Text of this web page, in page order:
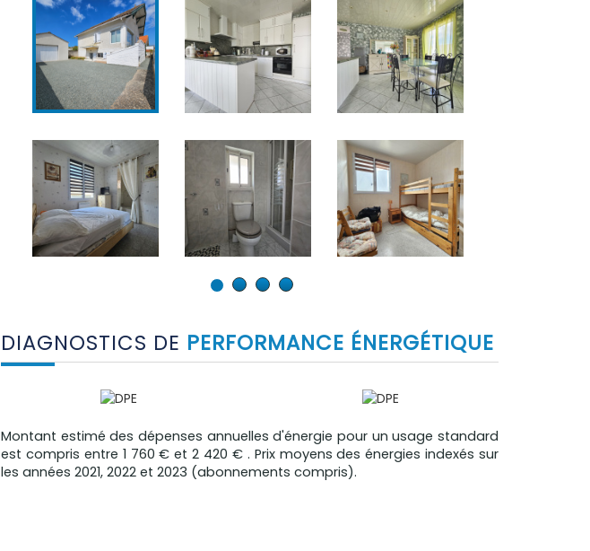
DIAGNOSTICS DE PERFORMANCE ÉNERGÉTIQUE
Montant estimé des dépenses annuelles d'énergie pour un usage standard
est compris entre 1 760 € et 2 420 € . Prix moyens des énergies indexés sur
les années 2021, 2022 et 2023 (abonnements compris).